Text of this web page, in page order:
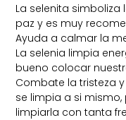
La selenita simboliza
paz y es muy
Ayuda a calmar la
La selenia limpia
bueno colocar
Combate la tristeza
se limpia a si
limpiarla con tanta